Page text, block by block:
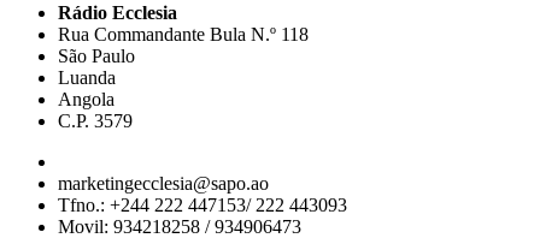
Rádio Ecclesia
Rua Commandante Bula N.º 118
São Paulo
Luanda
Angola
C.P. 3579
marketingecclesia@sapo.ao
Tfno.: +244 222 447153/ 222 443093
Movil: 934218258 / 934906473